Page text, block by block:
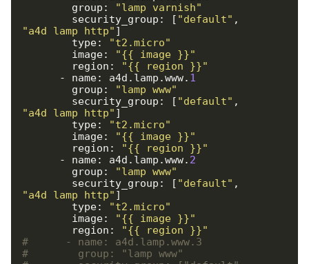
        group:
"lamp_varnish"
        security_group: [
"default"
"a4d_lamp_http" ]
        type:
"t2.micro"
        image:
"{{ image }}"
        region:
"{{ region }}"
      - name: a4d.lamp.www.
1
        group:
"lamp_www"
        security_group: [
"default"
"a4d_lamp_http" ]
        type:
"t2.micro"
        image:
"{{ image }}"
        region:
"{{ region }}"
      - name: a4d.lamp.www.
2
        group:
"lamp_www"
        security_group: [
"default"
"a4d_lamp_http" ]
        type:
"t2.micro"
        image:
"{{ image }}"
        region:
"{{ region }}"
#      - name: a4d.lamp.www.3
#        group: "lamp_www"